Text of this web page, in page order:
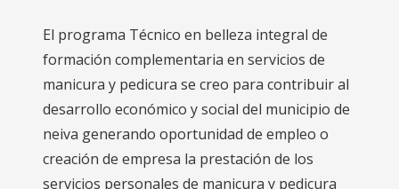
El programa Técnico en belleza integral de
formación complementaria en servicios de
manicura y pedicura se creo para contribuir al
desarrollo económico y social del municipio de
neiva generando oportunidad de empleo o
creación de empresa la prestación de los
servicios personales de manicura y pedicura